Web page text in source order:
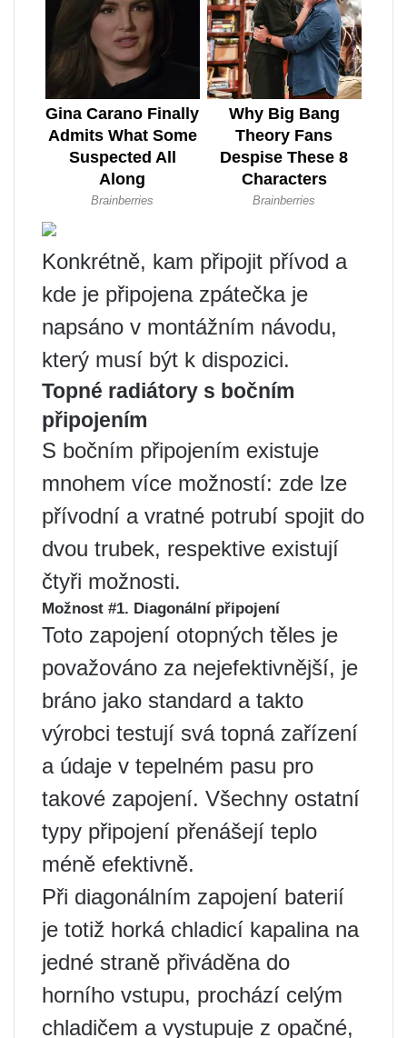
Konkrétně, kam připojit přívod a
kde je připojena zpátečka je
napsáno v montážním návodu,
který musí být k dispozici.
Topné radiátory s bočním
připojením
S bočním připojením existuje
mnohem více možností: zde lze
přívodní a vratné potrubí spojit do
dvou trubek, respektive existují
čtyři možnosti.
Možnost #1. Diagonální připojení
Toto zapojení otopných těles je
považováno za nejefektivnější, je
bráno jako standard a takto
výrobci testují svá topná zařízení
a údaje v tepelném pasu pro
takové zapojení. Všechny ostatní
typy připojení přenášejí teplo
méně efektivně.
Při diagonálním zapojení baterií
je totiž horká chladicí kapalina na
jedné straně přiváděna do
horního vstupu, prochází celým
chladičem a vystupuje z opačné,